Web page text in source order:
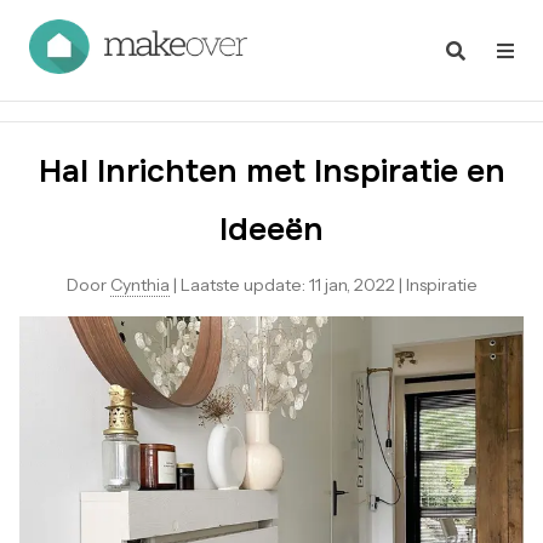
Hal Inrichten met Inspiratie en
Ideeën
Door Cynthia | Laatste update: 11 jan, 2022 | Inspiratie